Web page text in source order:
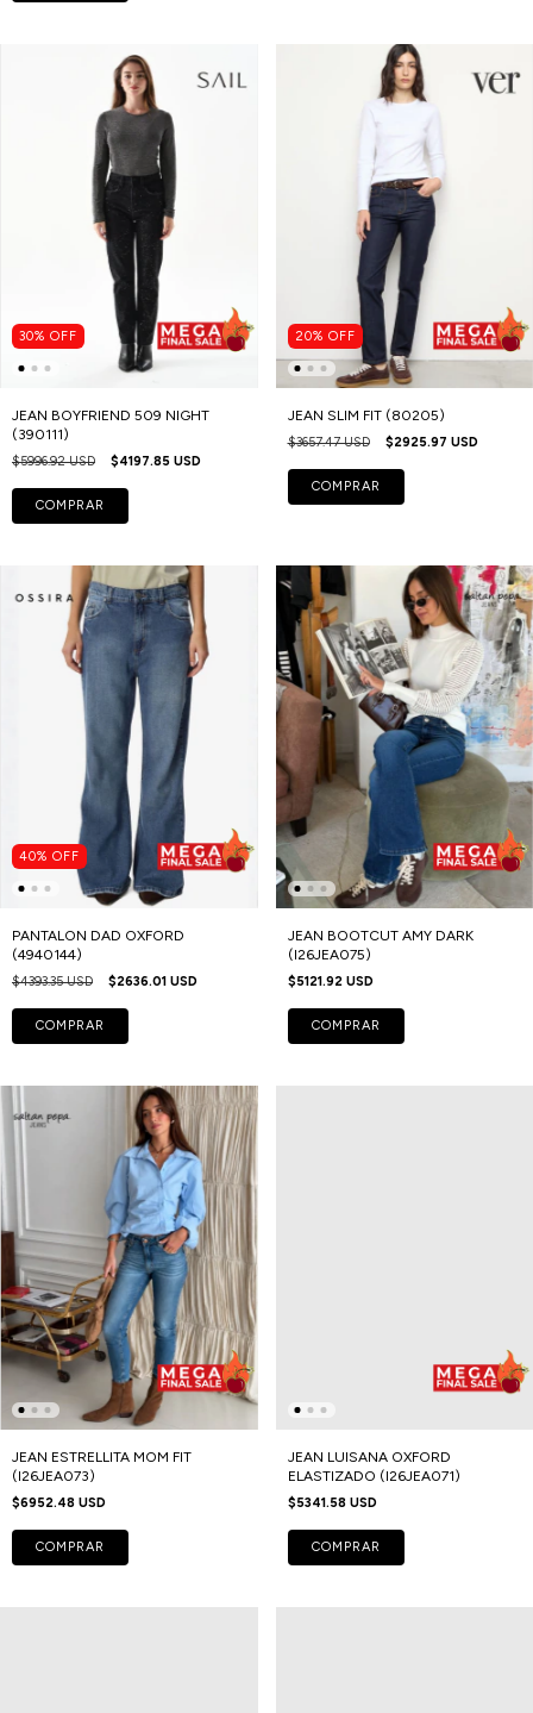
30% OFF
JEAN BOYFRIEND 509 NIGHT
(390111)
$5996.92 USD $4197.85 USD
COMPRAR
20% OFF
JEAN SLIM FIT (80205)
$3657.47 USD $2925.97 USD
COMPRAR
40% OFF
PANTALON DAD OXFORD
(4940144)
$4393.35 USD $2636.01 USD
COMPRAR
JEAN BOOTCUT AMY DARK
(I26JEA075)
$5121.92 USD
COMPRAR
JEAN ESTRELLITA MOM FIT
(I26JEA073)
$6952.48 USD
COMPRAR
JEAN LUISANA OXFORD
ELASTIZADO (I26JEA071)
$5341.58 USD
COMPRAR